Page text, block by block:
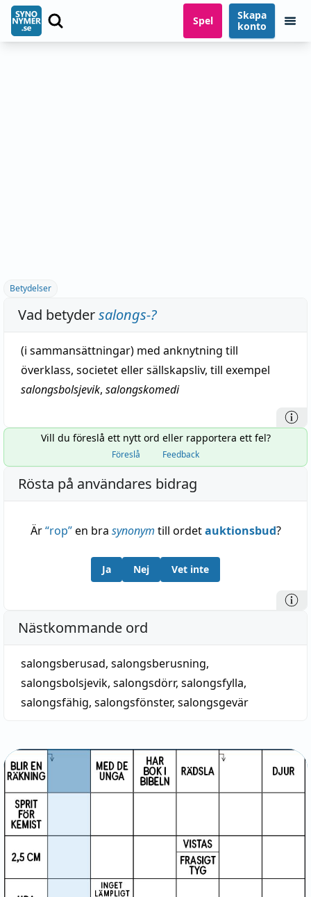
Spel
Skapa
konto
Betydelser
Vad betydersalongs-?
(i sammansättningar) med anknytning till
överklass, societeteller sällskapsliv, till exempel
salongsbolsjevik, salongskomedi
Vill du föreslå ett nytt ord eller rapportera ett fel?
Föreslå Feedback
Rösta på användares bidrag
Är“rop”en bra synonym till ordetauktionsbud?
Ja Nej Vet inte
Nästkommande ord
salongsberusad, salongsberusning,
salongsbolsjevik, salongsdörr, salongsfylla,
salongsfähig, salongsfönster, salongsgevär